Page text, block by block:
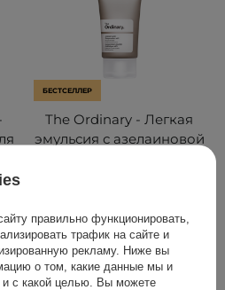
БЕСТСЕЛЛЕР
The Ordinary - Легкая
эмульсия с азелаиновой
511
660,00 ГРН
правильно функционировать,
трафик на сайте и
рекламу. Ниже вы
о том, какие данные мы и
с какой целью. Вы можете